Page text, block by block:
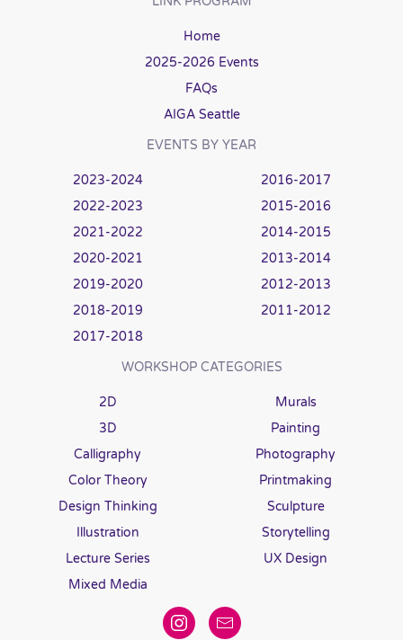
Home
2025-2026 Events
FAQs
AIGA Seattle
EVENTS BY YEAR
2023-2024
2022-2023
2021-2022
2020-2021
2019-2020
2018-2019
2017-2018
2016-2017
2015-2016
2014-2015
2013-2014
2012-2013
2011-2012
WORKSHOP CATEGORIES
2D
3D
Calligraphy
Color Theory
Design Thinking
Illustration
Lecture Series
Mixed Media
Murals
Painting
Photography
Printmaking
Sculpture
Storytelling
UX Design